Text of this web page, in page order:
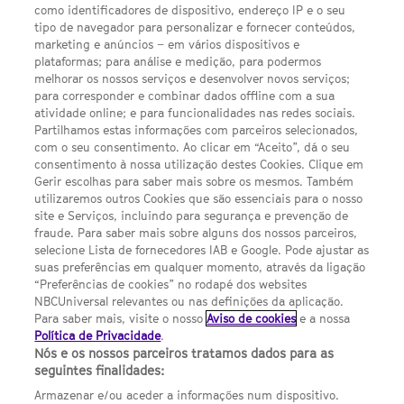
by the National Commission on Competition & Markets
(CNMC).
Channel
sites
SCI FI Slovenija SCI FI Србија SYFY España SYFY France
Portugal
SYFY USA
© 2026 NBC Universal Global Networks España S.L.U. All rights
reserved.
como identificadores de dispositivo, endereço IP e o seu
tipo de navegador para personalizar e fornecer conteúdos,
marketing e anúncios – em vários dispositivos e
plataformas; para análise e medição, para podermos
melhorar os nossos serviços e desenvolver novos serviços;
para corresponder e combinar dados offline com a sua
atividade online; e para funcionalidades nas redes sociais.
Partilhamos estas informações com parceiros selecionados,
com o seu consentimento. Ao clicar em “Aceito”, dá o seu
consentimento à nossa utilização destes Cookies. Clique em
Gerir escolhas para saber mais sobre os mesmos. Também
utilizaremos outros Cookies que são essenciais para o nosso
site e Serviços, incluindo para segurança e prevenção de
fraude. Para saber mais sobre alguns dos nossos parceiros,
selecione Lista de fornecedores IAB e Google. Pode ajustar as
suas preferências em qualquer momento, através da ligação
“Preferências de cookies” no rodapé dos websites
NBCUniversal relevantes ou nas definições da aplicação.
Para saber mais, visite o nossoAviso de cookies e a nossa
Política de Privacidade.
Nós e os nossos parceiros tratamos dados para as
seguintes finalidades:
Armazenar e/ou aceder a informações num dispositivo.